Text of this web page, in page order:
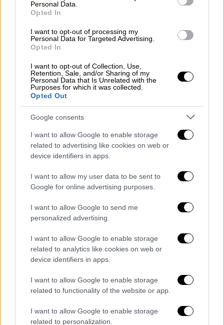
Personal Data.
Opted In
I want to opt-out of processing my
Personal Data for Targeted Advertising.
Opted In
I want to opt-out of Collection, Use,
Retention, Sale, and/or Sharing of my
Personal Data that Is Unrelated with the
Purposes for which it was collected.
Opted Out
Google consents
I want to allow Google to enable storage
related to advertising like cookies on web or
device identifiers in apps.
I want to allow my user data to be sent to
Google for online advertising purposes.
I want to allow Google to send me
personalized advertising.
I want to allow Google to enable storage
related to analytics like cookies on web or
device identifiers in apps.
I want to allow Google to enable storage
related to functionality of the website or app.
I want to allow Google to enable storage
related to personalization.
αυτόματααπολαμβάνει δημοσιότηταςκαι
έχει την ευκαιρία να βρεθεί με άλλους
«Δελαπατρίδηδες», να συνομιλήσουν, να
συνταιριάξουν τις απόψεις τους, να
αισθανθούν ότι είναι πολλοί και έχουν
δύναμη!
αγωνίατων sites για μερικά κλικ και το
βάσανοτωντηλεοπτικών καναλιών
για
νούμερα τηλεθέασης έχουν ανοίξει τις
πύλες σε «νούμερα», που σε άλλες εποχές θα
εισέπρατταν εκτός από το διφραγκάκι τους
Και ηελλειμματική παιδείαπολλών, η
ανεπάρκειαστο να φιλτράρουν τα ρηθέντα
του αντιεμβολιαστή αοιδού
Πετράκου, ή του
τα συγκρίνουν με εκείνα επιστημόνων
γιατρών, οδηγεί κάποιους από αυτούς
Παραδείγματα υπάρχουν πολλά, αλλά ας μην
τα αναφέρουμε… Δεν ευθύνονται λοιπόν οι
«Αντί», ευθύνονται όλοι εκείνοι που τους
δίνουν βήμα για να εκφράσουν τις